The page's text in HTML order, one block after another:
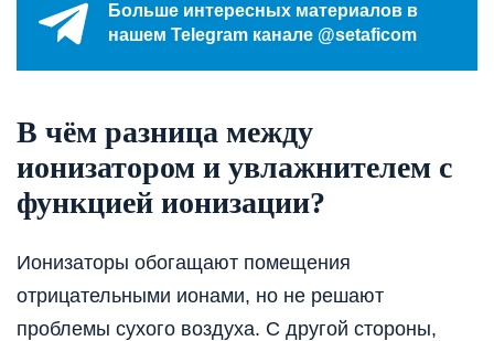
Больше интересных материалов в
нашем Telegram канале @setaficom
В чём разница между
ионизатором и увлажнителем с
функцией ионизации?
Ионизаторы обогащают помещения
отрицательными ионами, но не решают
проблемы сухого воздуха. С другой стороны,